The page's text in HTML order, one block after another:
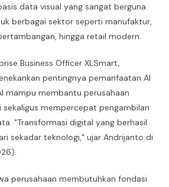
data visual yang sangat berguna.
berbagai sektor seperti manufaktur,
hingga retail modern.
Business Officer XLSmart,
pentingnya pemanfaatan AI
mampu membantu perusahaan
sekaligus mempercepat pengambilan
"Transformasi digital yang berhasil
sekadar teknologi," ujar Andrijanto di
perusahaan membutuhkan fondasi